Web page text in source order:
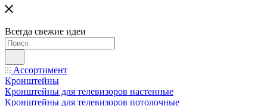
Всегда свежие идеи
Ассортимент
Кронштейны
Кронштейны для телевизоров настенные
Кронштейны для телевизоров потолочные